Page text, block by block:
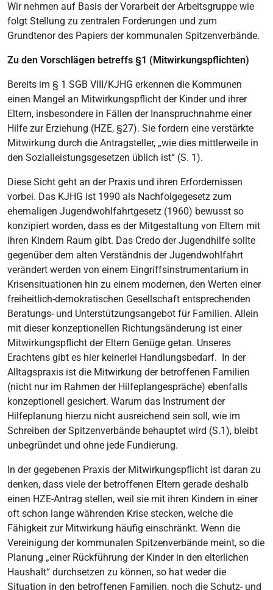
Wir nehmen auf Basis der Vorarbeit der Arbeitsgruppe wie
folgt Stellung zu zentralen Forderungen und zum
Grundtenor des Papiers der kommunalen Spitzenverbände.
Zu den Vorschlägen betreffs §1 (Mitwirkungspflichten)
Bereits im § 1 SGB VIII/KJHG erkennen die Kommunen
einen Mangel an Mitwirkungspflicht der Kinder und ihrer
Eltern, insbesondere in Fällen der Inanspruchnahme einer
Hilfe zur Erziehung (HZE, §27). Sie fordern eine verstärkte
Mitwirkung durch die Antragsteller, „wie dies mittlerweile in
den Sozialleistungsgesetzen üblich ist“ (S. 1).
Diese Sicht geht an der Praxis und ihren Erfordernissen
vorbei. Das KJHG ist 1990 als Nachfolgegesetz zum
ehemaligen Jugendwohlfahrtgesetz (1960) bewusst so
konzipiert worden, dass es der Mitgestaltung von Eltern mit
ihren Kindern Raum gibt. Das Credo der Jugendhilfe sollte
gegenüber dem alten Verständnis der Jugendwohlfahrt
verändert werden von einem Eingriffsinstrumentarium in
Krisensituationen hin zu einem modernen, den Werten einer
freiheitlich-demokratischen Gesellschaft entsprechenden
Beratungs- und Unterstützungsangebot für Familien. Allein
mit dieser konzeptionellen Richtungsänderung ist einer
Mitwirkungspflicht der Eltern Genüge getan. Unseres
Erachtens gibt es hier keinerlei Handlungsbedarf. In der
Alltagspraxis ist die Mitwirkung der betroffenen Familien
(nicht nur im Rahmen der Hilfeplangespräche) ebenfalls
konzeptionell gesichert. Warum das Instrument der
Hilfeplanung hierzu nicht ausreichend sein soll, wie im
Schreiben der Spitzenverbände behauptet wird (S.1), bleibt
unbegründet und ohne jede Fundierung.
In der gegebenen Praxis der Mitwirkungspflicht ist daran zu
denken, dass viele der betroffenen Eltern gerade deshalb
einen HZE-Antrag stellen, weil sie mit ihren Kindern in einer
oft schon lange währenden Krise stecken, welche die
Fähigkeit zur Mitwirkung häufig einschränkt. Wenn die
Vereinigung der kommunalen Spitzenverbände meint, so die
Planung „einer Rückführung der Kinder in den elterlichen
Haushalt“ durchsetzen zu können, so hat weder die
Situation in den betroffenen Familien, noch die Schutz- und